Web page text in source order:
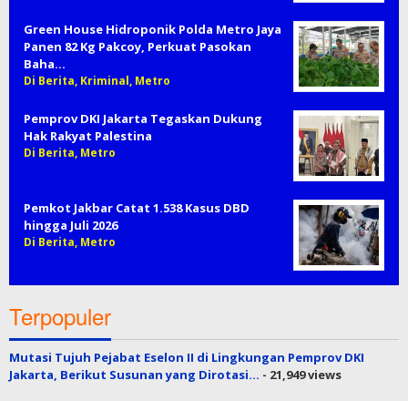
Green House Hidroponik Polda Metro Jaya
Panen 82 Kg Pakcoy, Perkuat Pasokan
Baha…
Di Berita, Kriminal, Metro
Pemprov DKI Jakarta Tegaskan Dukung
Hak Rakyat Palestina
Di Berita, Metro
Pemkot Jakbar Catat 1.538 Kasus DBD
hingga Juli 2026
Di Berita, Metro
Terpopuler
Mutasi Tujuh Pejabat Eselon II di Lingkungan Pemprov DKI
Jakarta, Berikut Susunan yang Dirotasi… - 21,949 views